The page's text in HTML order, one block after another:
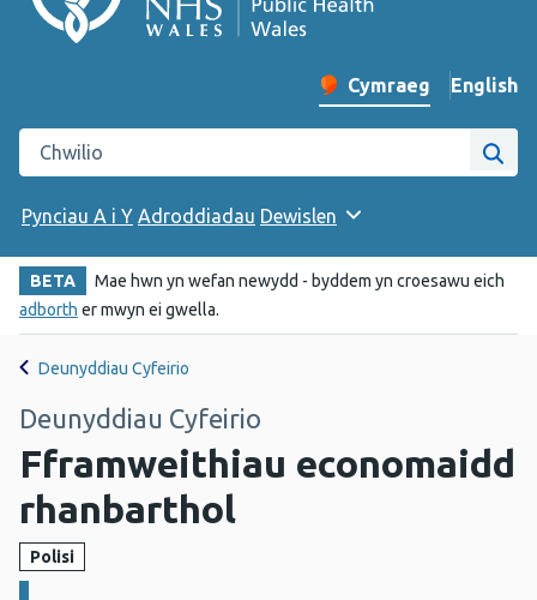
Newid iaith y wefan
Cymraeg English
–
Chwilio gwefan Iechyd Cyhoeddus Cymru
Pynciau A i Y Adroddiadau Dewislen
BETA
Mae hwn yn wefan newydd - byddem yn croesawu eich
adborth er mwyn ei gwella.
Deunyddiau Cyfeirio
Deunyddiau Cyfeirio
Fframweithiau economaidd
rhanbarthol
Polisi